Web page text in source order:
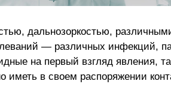
дальнозоркостью,
— различных инфекций,
на первый взгляд явления,
иметь в своем распоряжении